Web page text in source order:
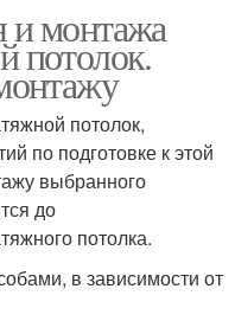
и монтажа
потолок.
потолок,
по подготовке к этой
выбранного
до
потолка.
в зависимости от